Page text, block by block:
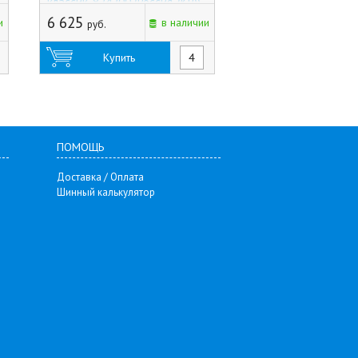
6 625 руб. в наличии
Купить
ПОМОЩЬ
Доставка / Оплата
Шинный калькулятор